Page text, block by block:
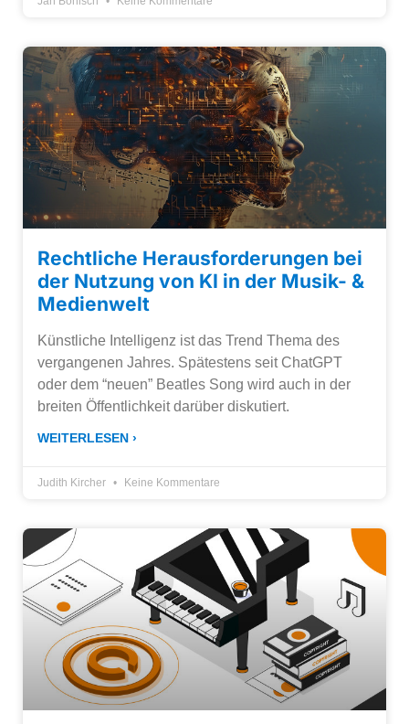
Rechtliche Herausforderungen bei
der Nutzung von KI in der Musik- &
Medienwelt
Künstliche Intelligenz ist das Trend Thema des
vergangenen Jahres. Spätestens seit ChatGPT
oder dem “neuen” Beatles Song wird auch in der
breiten Öffentlichkeit darüber diskutiert.
WEITERLESEN ›
Judith Kircher Keine Kommentare